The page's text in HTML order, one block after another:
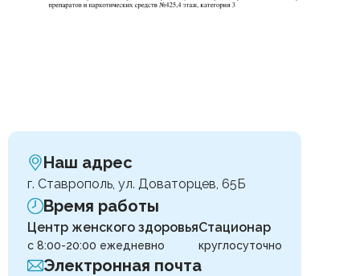
Наш адрес
г. Ставрополь, ул. Доваторцев, 65Б
Время работы
Центр женского здоровья
с 8:00-20:00 ежедневно
Стационар
круглосуточно
Электронная почта